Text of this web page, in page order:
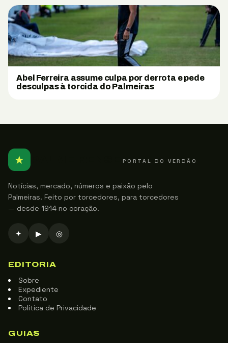
Abel Ferreira assume culpa por derrota e pede
desculpas à torcida do Palmeiras
★ PORTAL DO VERDÃO
Notícias, mercado, números e paixão pelo
Palmeiras. Feito por torcedores, para torcedores
— desde 1914 no coração.
✦ ▶ ◎
EDITORIA
Sobre
Expediente
Contato
Política de Privacidade
GUIAS